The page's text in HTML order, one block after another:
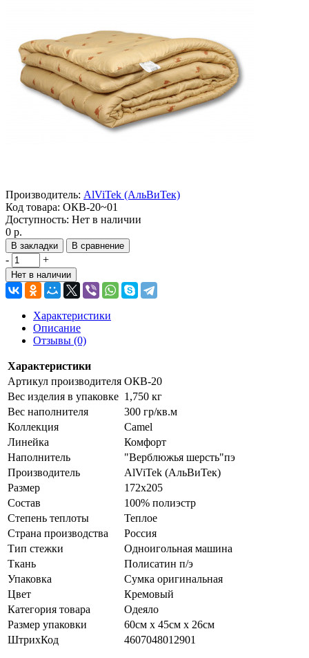
Производитель: AlViTek (АльВиТек)
Код товара: ОКВ-20~01
Доступность: Нет в наличии
0 р.
В закладки В сравнение
- +
Нет в наличии
Характеристики
Описание
Отзывы (0)
Характеристики
Артикул производителя ОКВ-20
Вес изделия в упаковке 1,750 кг
Вес наполнителя
300 гр/кв.м
Коллекция
Camel
Линейка
Комфорт
Наполнитель
"Верблюжья шерсть"пэ
Производитель
AlViTek (АльВиТек)
Размер
172х205
Состав
100% полиэстр
Степень теплоты
Теплое
Страна производства
Россия
Тип стежки
Одноигольная машина
Ткань
Полисатин п/э
Упаковка
Сумка оригинальная
Цвет
Кремовый
Категория товара
Одеяло
Размер упаковки
60см х 45см х 26см
ШтрихКод
4607048012901